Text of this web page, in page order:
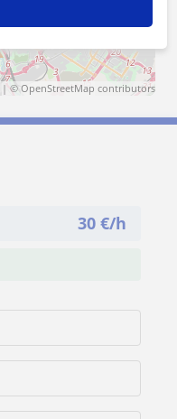
| © OpenStreetMap contributors
30 €/h